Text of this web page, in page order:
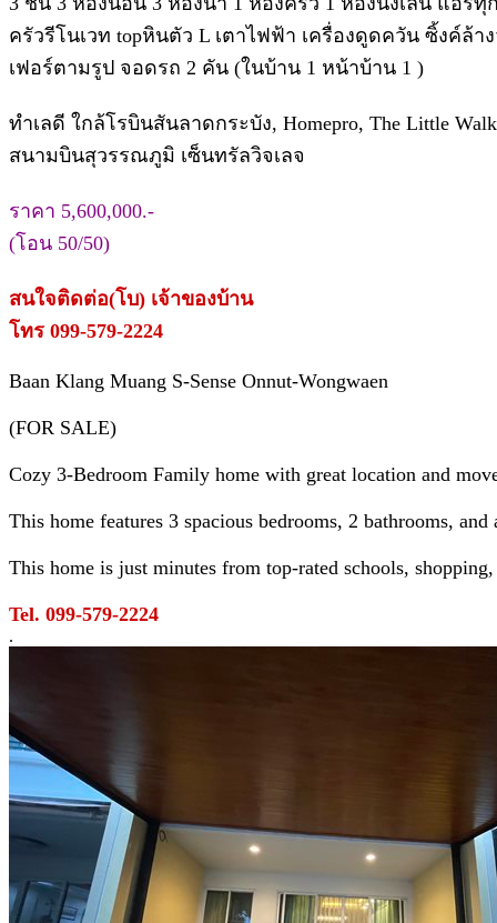
ครัวรีโนเวท topหินตัว L เตาไฟฟ้า เครื่องดูดควัน ซิ้งค์ล้า
เฟอร์ตามรูป จอดรถ 2 คัน (ในบ้าน 1 หน้าบ้าน 1 )
ทำเลดี ใกล้โรบินสันลาดกระบัง, Homepro, The Little Walk
สนามบินสุวรรณภูมิ เซ็นทรัลวิจเลจ
ราคา 5,600,000.-
(โอน 50/50)
สนใจติดต่อ(โบ) เจ้าของบ้าน
โทร 099-579-2224
Baan Klang Muang S-Sense Onnut-Wongwaen
(FOR SALE)
Cozy 3-Bedroom Family home with great location and
This home features 3 spacious bedrooms, 2 bathrooms,
This home is just minutes from top-rated schools,
Tel. 099-579-2224
.